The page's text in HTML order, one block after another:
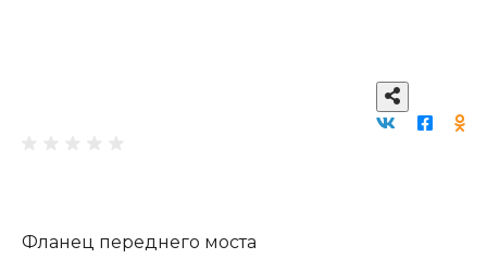
Фланец переднего моста